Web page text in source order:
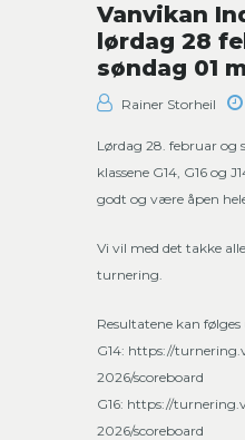
Vanvikan
lørdag 28
søndag 01
Rainer Storheil
Lørdag 28. februar og
klassene G14, G16 og
godt og være åpen
Vi vil med det takke
turnering.
Resultatene kan følges
G14: https://
2026/scoreboard
G16: https://
2026/scoreboard